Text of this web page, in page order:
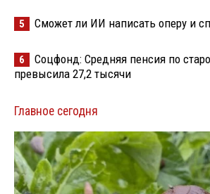
5 Сможет ли ИИ написать оперу и
6
Соцфонд: Средняя пенсия по
превысила 27,2 тысячи
Главное сегодня